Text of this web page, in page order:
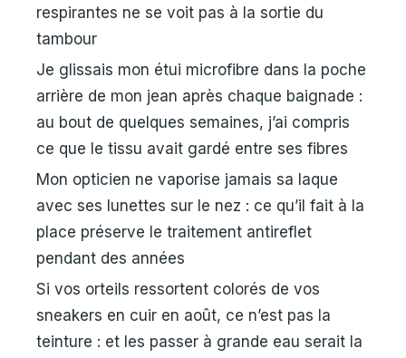
respirantes ne se voit pas à la sortie du
tambour
Je glissais mon étui microfibre dans la poche
arrière de mon jean après chaque baignade :
au bout de quelques semaines, j’ai compris
ce que le tissu avait gardé entre ses fibres
Mon opticien ne vaporise jamais sa laque
avec ses lunettes sur le nez : ce qu’il fait à la
place préserve le traitement antireflet
pendant des années
Si vos orteils ressortent colorés de vos
sneakers en cuir en août, ce n’est pas la
teinture : et les passer à grande eau serait la